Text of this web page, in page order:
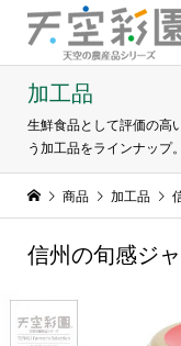
加工品
生鮮食品として評価の高
う加工品をラインナップ。
商品 加工品
信州の旬感ジ